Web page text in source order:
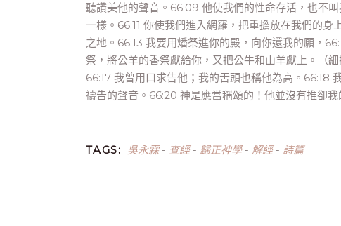
聽讚美他的聲音。66:09 他使我們的性命存活，也不
一樣。66:11 你使我們進入網羅，把重擔放在我們的
之地。66:13 我要用燔祭進你的殿，向你還我的願，
祭，將公羊的香祭獻給你，又把公牛和山羊獻上。（
66:17 我曾用口求告他；我的舌頭也稱他為高。66:18
禱告的聲音。66:20 神是應當稱頌的！他並沒有推卻
TAGS: 吳永霖- 查經- 歸正神學- 解經- 詩篇